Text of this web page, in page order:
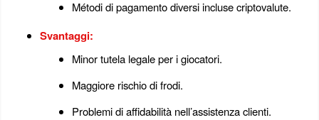
Métodi di pagamento diversi incluse criptovalute.
Svantaggi:
Minor tutela legale per i giocatori.
Maggiore rischio di frodi.
Problemi di affidabilità nell’assistenza clienti.